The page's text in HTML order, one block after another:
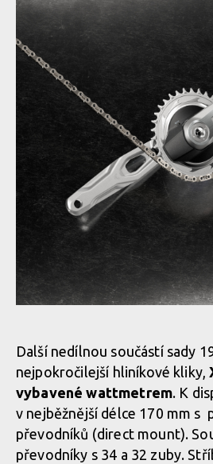
SRAM představuje limitovanou
Transmission Collection
SRAM představuje limitovanou
Transmission Collection
SRAM představuje limitovanou
Transmission Collection
Další nedílnou součástí sady
nejpokročilejší hliníkové kliky,
vybavené wattmetrem. K
v nejběžnější délce 170 mm s
převodníků (direct mount).
převodníky s 34 a 32 zuby.